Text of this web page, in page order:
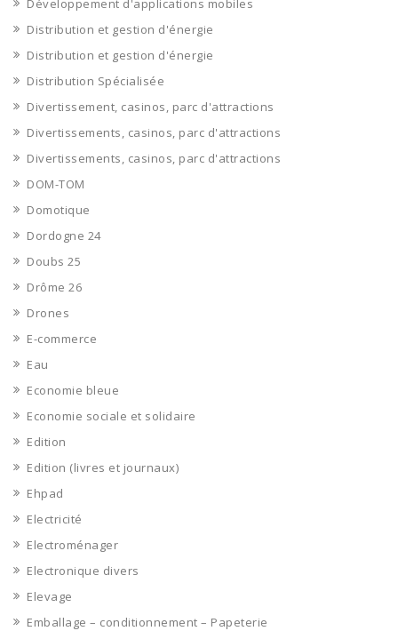
Développement d'applications mobiles
Distribution et gestion d'énergie
Distribution et gestion d'énergie
Distribution Spécialisée
Divertissement, casinos, parc d'attractions
Divertissements, casinos, parc d'attractions
Divertissements, casinos, parc d'attractions
DOM-TOM
Domotique
Dordogne 24
Doubs 25
Drôme 26
Drones
E-commerce
Eau
Economie bleue
Economie sociale et solidaire
Edition
Edition (livres et journaux)
Ehpad
Electricité
Electroménager
Electronique divers
Elevage
Emballage – conditionnement – Papeterie